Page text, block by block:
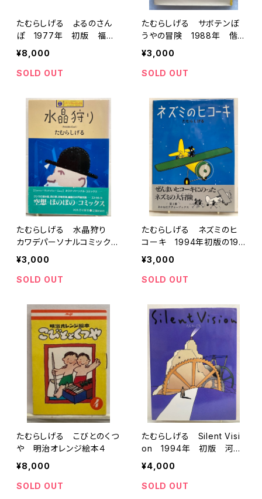
たむらしげる よるのさん
ぽ 1977年 初版 福音
館のペーパーバック絵本
¥8,000
SOLD OUT
たむらしげる サボテンぼ
うやの冒険 1988年 偕
成社
¥3,000
SOLD OUT
たむらしげる 水晶狩り
カワデパーソナルコミック
ス 初版 帯 河出書房新
¥3,000
SOLD OUT
たむらしげる ネズミのヒ
コーキ 1994年初版の199
5年２刷 あかね書房
¥3,000
SOLD OUT
たむらしげる こびとのくつ
や 明治オレンジ絵本４
¥8,000
SOLD OUT
たむらしげる Silent Visi
on 1994年 初版 河出
書房新社
¥4,000
SOLD OUT